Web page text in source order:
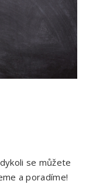
se můžete
a poradíme!